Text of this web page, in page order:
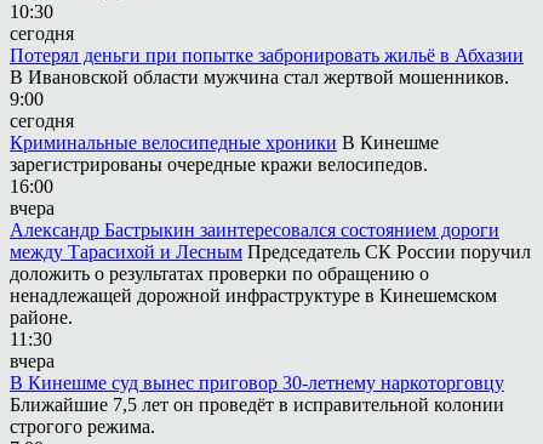
10:30
сегодня
Потерял деньги при попытке забронировать жильё в Абхазии
В Ивановской области мужчина стал жертвой мошенников.
9:00
сегодня
Криминальные велосипедные хроники В Кинешме
зарегистрированы очередные кражи велосипедов.
16:00
вчера
Александр Бастрыкин заинтересовался состоянием дороги
между Тарасихой и Лесным Председатель СК России поручил
доложить о результатах проверки по обращению о
ненадлежащей дорожной инфраструктуре в Кинешемском
районе.
11:30
вчера
В Кинешме суд вынес приговор 30-летнему наркоторговцу
Ближайшие 7,5 лет он проведёт в исправительной колонии
строгого режима.